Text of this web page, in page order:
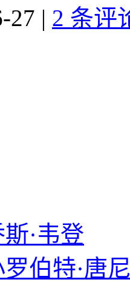
27 | 2 条评
·韦登
伯特·唐